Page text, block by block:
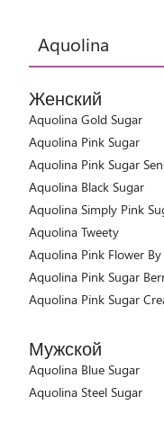
Aquolina
Женский
Aquolina Gold Sugar
Aquolina Pink Sugar
Aquolina Pink Sugar
Aquolina Black Sugar
Aquolina Simply Pink
Aquolina Tweety
Aquolina Pink Flower
Aquolina Pink Sugar
Aquolina Pink Sugar
Мужской
Aquolina Blue Sugar
Aquolina Steel Sugar